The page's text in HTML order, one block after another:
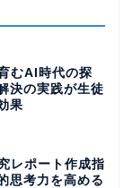
むAI時代の探
決の実践が生徒
果
レポート作成指
思考力を高める